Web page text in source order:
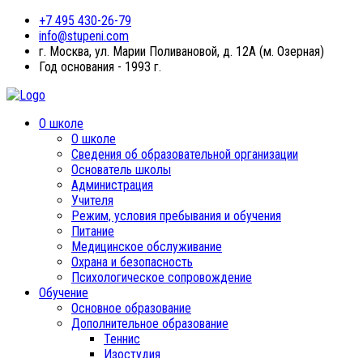
+7 495 430-26-79
info@stupeni.com
г. Москва, ул. Марии Поливановой, д. 12А (м. Озерная)
Год основания - 1993 г.
О школе
О школе
Сведения об образовательной организации
Основатель школы
Администрация
Учителя
Режим, условия пребывания и обучения
Питание
Медицинское обслуживание
Охрана и безопасность
Психологическое сопровождение
Обучение
Основное образование
Дополнительное образование
Теннис
Изостудия